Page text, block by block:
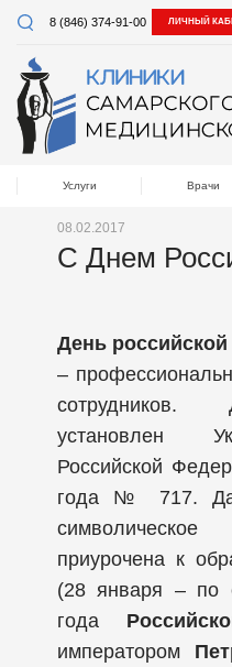
8 (846) 374-91-00 ЛИЧНЫЙ
Услуги Врачи
08.02.2017
С Днем
День российской
–
сотрудников.
установлен
Российской
года № 717.
приурочена к
(28 января – по
года
императором